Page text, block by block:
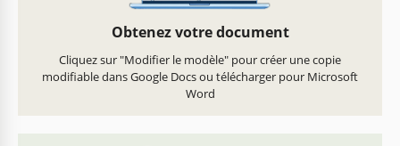
Obtenez votre document
Cliquez sur "Modifier le modèle" pour créer une copie
modifiable dans Google Docs ou télécharger pour Microsoft
Word